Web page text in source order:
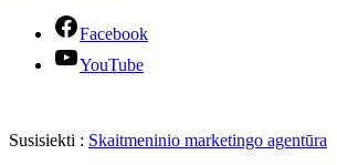
Facebook
YouTube
Susisiekti : Skaitmeninio marketingo agentūra